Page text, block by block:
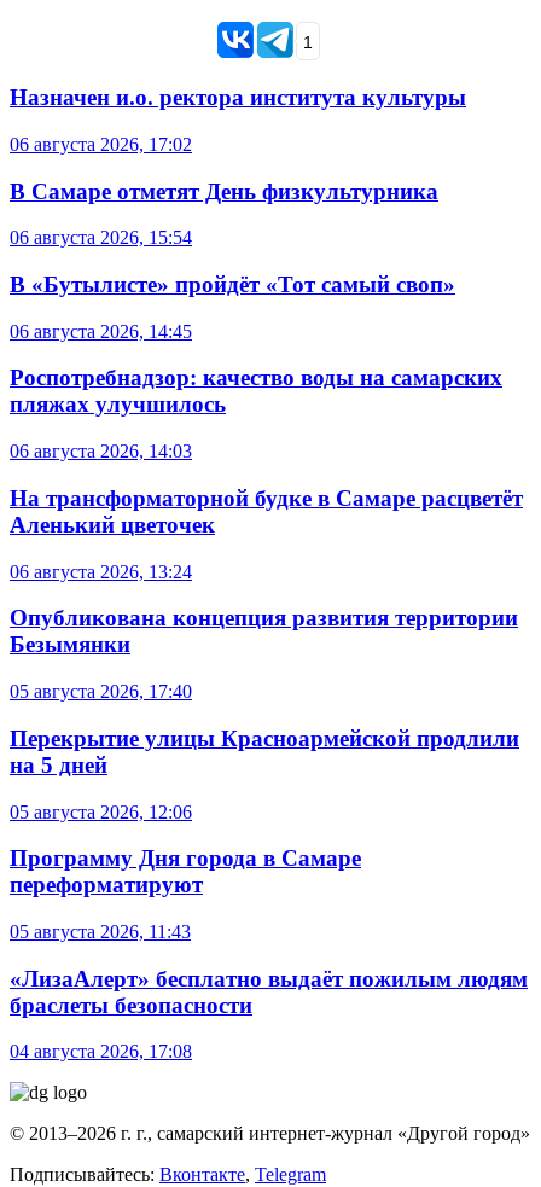
1
Назначен и.о. ректора института культуры
06 августа 2026, 17:02
В Самаре отметят День физкультурника
06 августа 2026, 15:54
В «Бутылисте» пройдёт «Тот самый своп»
06 августа 2026, 14:45
Роспотребнадзор: качество воды на самарских
пляжах улучшилось
06 августа 2026, 14:03
На трансформаторной будке в Самаре расцветёт
Аленький цветочек
06 августа 2026, 13:24
Опубликована концепция развития территории
Безымянки
05 августа 2026, 17:40
Перекрытие улицы Красноармейской продлили
на 5 дней
05 августа 2026, 12:06
Программу Дня города в Самаре
переформатируют
05 августа 2026, 11:43
«ЛизаАлерт» бесплатно выдаёт пожилым людям
браслеты безопасности
04 августа 2026, 17:08
© 2013–2026 г. г., самарский интернет-журнал «Другой город»
Подписывайтесь: Вконтакте, Telegram